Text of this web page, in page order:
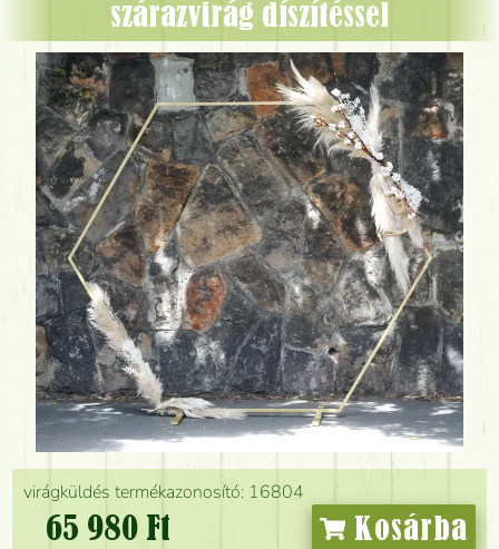
szárazvirág díszítéssel
virágküldés termékazonosító: 16804
65 980 Ft Kosárba